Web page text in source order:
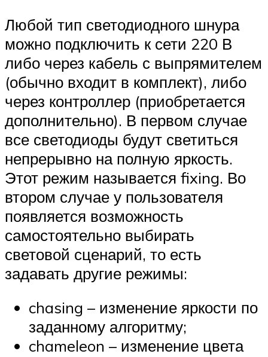
Любой тип светодиодного шнура
можно подключить к сети 220 В
либо через кабель с выпрямителем
(обычно входит в комплект), либо
через контроллер (приобретается
дополнительно). В первом случае
все светодиоды будут светиться
непрерывно на полную яркость.
Этот режим называется fixing. Во
втором случае у пользователя
появляется возможность
самостоятельно выбирать
световой сценарий, то есть
задавать другие режимы:
chasing – изменение яркости по
заданному алгоритму;
chameleon – изменение цвета